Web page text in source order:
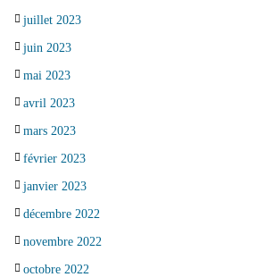
juillet 2023
juin 2023
mai 2023
avril 2023
mars 2023
février 2023
janvier 2023
décembre 2022
novembre 2022
octobre 2022